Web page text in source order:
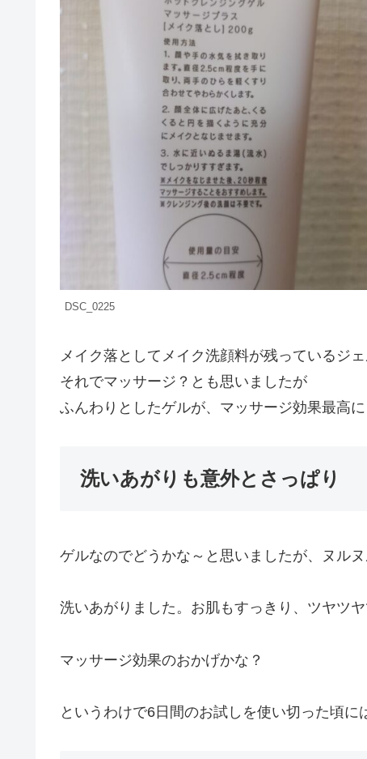
DSC_0225
メイク落としてメイク洗顔料が残っているジェ
それでマッサージ？とも思いましたが
ふんわりとしたゲルが、マッサージ効果最高
洗いあがりも意外とさっぱり
ゲルなのでどうかな～と思いましたが、ヌル
洗いあがりました。お肌もすっきり、ツヤツヤ
マッサージ効果のおかげかな？
というわけで6日間のお試しを使い切った頃